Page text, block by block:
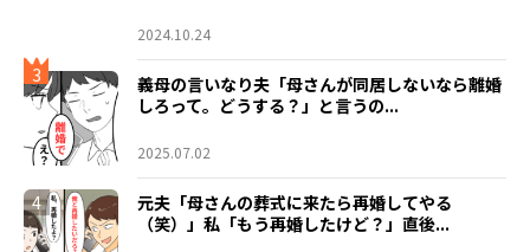
2024.10.24
3
義母の言いなり夫「母さんが同居しないなら離婚
しろって。どうする？」と言うの...
2025.07.02
4
元夫「母さんの葬式に来たら再婚してやる
（笑）」私「もう再婚したけど？」直後...